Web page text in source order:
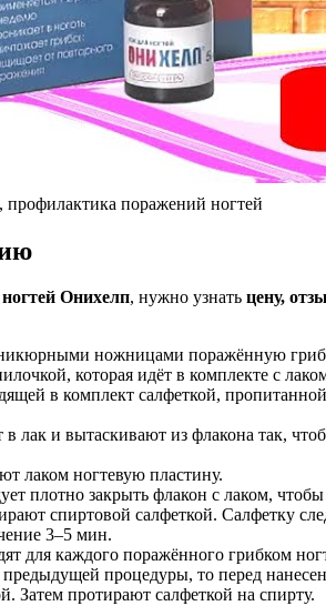
профилактика поражений ногтей
Онихелп, нужно узнать цену,
ножницами поражённую
которая идёт в комплекте с
в комплект салфеткой,
лак и вытаскивают из флакона так,
лаком ногтевую пластину.
плотно закрыть флакон с лаком, чтобы
спиртовой салфеткой. Салфетку
3–5 мин.
для каждого поражённого грибком
предыдущей процедуры, то перед
Затем протирают салфеткой на спирту.